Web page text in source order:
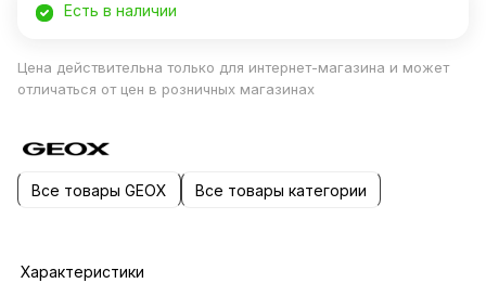
Есть в наличии
Цена действительна только для интернет-магазина и может
отличаться от цен в розничных магазинах
Все товары GEOX Все товары категории
Характеристики